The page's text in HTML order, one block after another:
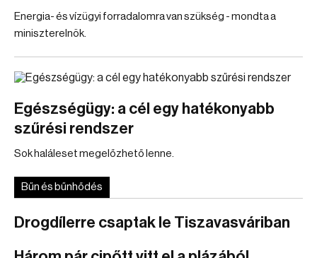
Energia- és vízügyi forradalomra van szükség - mondta a
miniszterelnök.
Egészségügy: a cél egy hatékonyabb
szűrési rendszer
Sok haláleset megelőzhető lenne.
Bűn és bűnhődés
Drogdílerre csaptak le Tiszavasváriban